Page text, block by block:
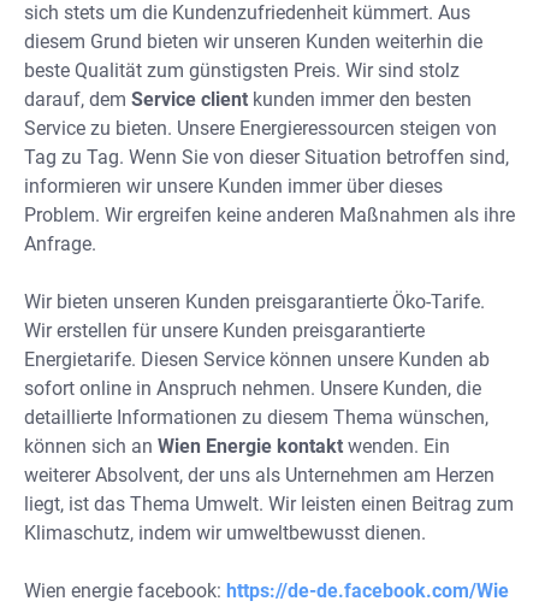
sich stets um die Kundenzufriedenheit kümmert. Aus
diesem Grund bieten wir unseren Kunden weiterhin die
beste Qualität zum günstigsten Preis. Wir sind stolz
darauf, dem Service client kunden immer den besten
Service zu bieten. Unsere Energieressourcen steigen von
Tag zu Tag. Wenn Sie von dieser Situation betroffen sind,
informieren wir unsere Kunden immer über dieses
Problem. Wir ergreifen keine anderen Maßnahmen als ihre
Anfrage.
Wir bieten unseren Kunden preisgarantierte Öko-Tarife.
Wir erstellen für unsere Kunden preisgarantierte
Energietarife. Diesen Service können unsere Kunden ab
sofort online in Anspruch nehmen. Unsere Kunden, die
detaillierte Informationen zu diesem Thema wünschen,
können sich an Wien Energie kontakt wenden. Ein
weiterer Absolvent, der uns als Unternehmen am Herzen
liegt, ist das Thema Umwelt. Wir leisten einen Beitrag zum
Klimaschutz, indem wir umweltbewusst dienen.
Wien energie facebook: https://de-de.facebook.com/Wie